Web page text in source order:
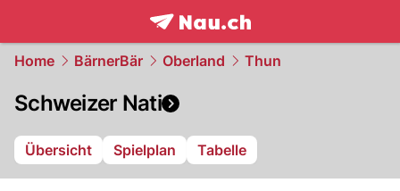
frontpage.NAU.ch
Home BärnerBär Oberland Thun
Schweizer Nati
Übersicht Spielplan Tabelle